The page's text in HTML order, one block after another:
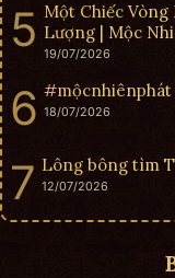
Một Chiếc Vòng
Lượng | Mộc
19/07/2026
#mộcnhiênphát
18/07/2026
Lông bông tìm
12/07/2026